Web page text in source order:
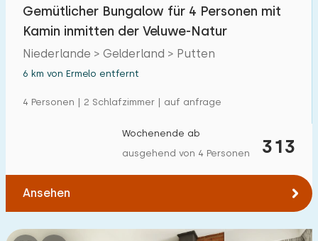
Gemütlicher Bungalow für 4 Personen mit
Kamin inmitten der Veluwe-Natur
Niederlande > Gelderland > Putten
6 km von Ermelo entfernt
4 Personen | 2 Schlafzimmer | auf anfrage
313
Wochenende ab
ausgehend von 4 Personen
Ansehen